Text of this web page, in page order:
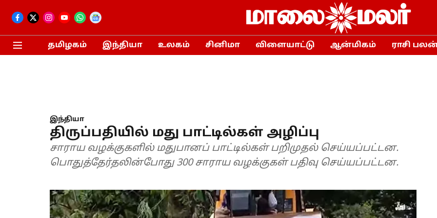
தமிழகம் இந்தியா உலகம் சினிமா விளையாட்டு ஆன்மிகம் ராசி
இந்தியா
திருப்பதியில் மது பாட்டில்கள் அழிப்பு
சாராய வழக்குகளில் மதுபானப் பாட்டில்கள் பறிமுதல் செய்யப்பட்டன.
பொதுத்தேர்தலின்போது 300 சாராய வழக்குகள் பதிவு செய்யப்பட்டன.